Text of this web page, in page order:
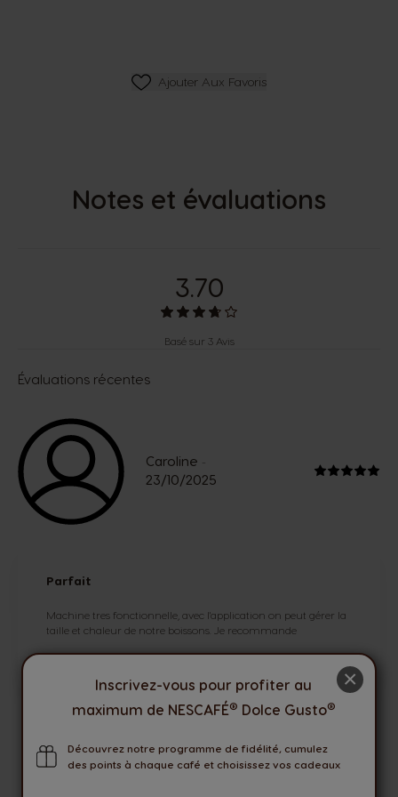
Ajouter Aux Favoris
Ajouter Aux Favoris
×
Inscrivez-vous pour profiter au
maximum de NESCAFÉ® Dolce Gusto®
Découvrez notre programme de fidélité, cumulez
des points à chaque café et choisissez vos cadeaux
Notes et évaluations
3.70
Basé sur 3 Avis
Évaluations récentes
Caroline -
23/10/2025
Parfait
Machine tres fonctionnelle, avec l'application on peut gérer la
taille et chaleur de notre boissons. Je recommande
VOIR TOUT